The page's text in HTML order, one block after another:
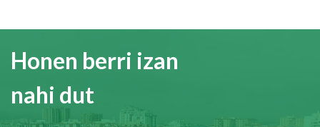
Honen berri izan
nahi dut